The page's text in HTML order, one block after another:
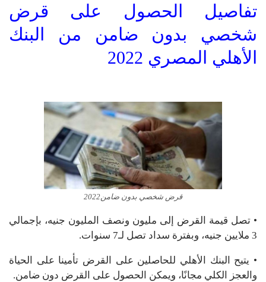
تفاصيل الحصول على قرض
شخصي بدون ضامن من البنك
الأهلي المصري 2022
قرض شخصي بدون ضامن2022
• تصل قيمة القرض إلى مليون ونصف المليون جنيه، بإجمالي
3 ملايين جنيه، وبفترة سداد تصل لـ7 سنوات.
• يتيح البنك الأهلي للحاصلين على القرض تأمينا على الحياة
والعجز الكلي مجانًا، ويمكن الحصول على القرض دون ضامن.